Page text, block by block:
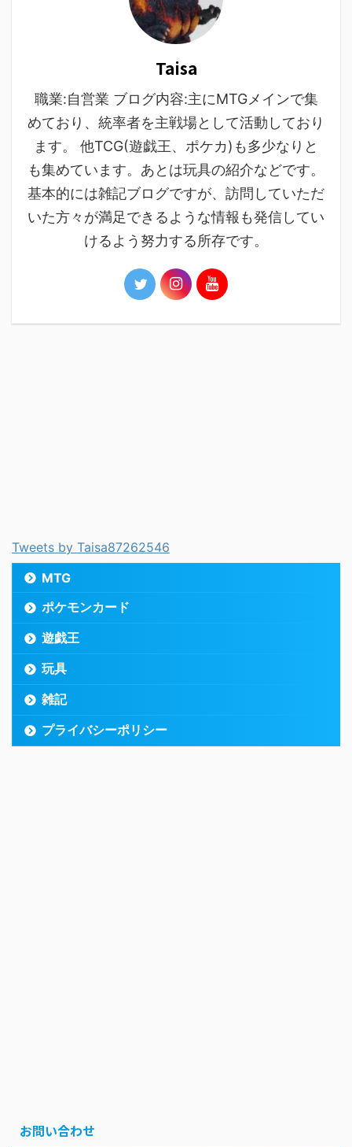
Taisa
職業:自営業 ブログ内容:主にMTGメインで集
めており、統率者を主戦場として活動しており
ます。 他TCG(遊戯王、ポケカ)も多少なりと
も集めています。あとは玩具の紹介などです。
基本的には雑記ブログですが、訪問していただ
いた方々が満足できるような情報も発信してい
けるよう努力する所存です。
Tweets by Taisa87262546
MTG
ポケモンカード
遊戯王
玩具
雑記
プライバシーポリシー
お問い合わせ